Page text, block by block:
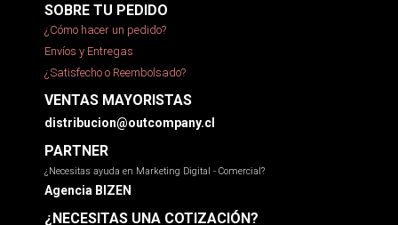
SOBRE TU PEDIDO
¿Cómo hacer un pedido?
Envíos y Entregas
¿Satisfecho o Reembolsado?
VENTAS MAYORISTAS
distribucion@outcompany.cl
PARTNER
¿Necesitas ayuda en Marketing Digital - Comercial?
Agencia BIZEN
¿NECESITAS UNA COTIZACIÓN?